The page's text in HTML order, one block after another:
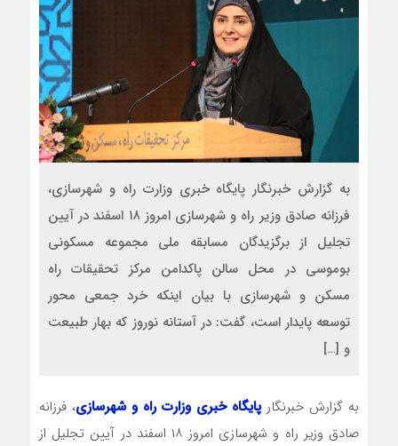
به گزارش خبرنگار پایگاه خبری وزارت راه و شهرسازی،
فرزانه صادق وزیر راه و شهرسازی امروز ۱۸ اسفند در آیین
تجلیل از برگزیدگان مسابقه ملی مجموعه مسکونی
بوموسی در محل سالن پاکدامن مرکز تحقیقات راه
مسکن و شهرسازی با بیان اینکه خرد جمعی محور
توسعه پایدار است، گفت: در آستانه نوروز که بهار طبیعت
و […]
به گزارش خبرنگارپایگاه خبری وزارت راه و شهرسازی، فرزانه
صادق وزیر راه و شهرسازی امروز ۱۸ اسفند در آیین تجلیل از